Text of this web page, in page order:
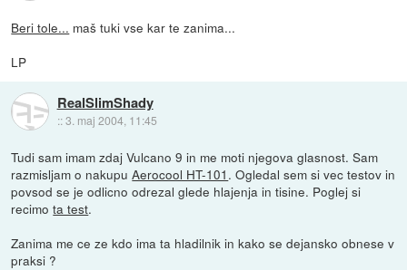
Beri tole... maš tuki vse kar te zanima...
LP
RealSlimShady
::3. maj 2004, 11:45
Tudi sam imam zdaj Vulcano 9 in me moti njegova glasnost. Sam
razmisljam o nakupuAerocool HT-101 . Ogledal sem si vec testov in
povsod se je odlicno odrezal glede hlajenja in tisine. Poglej si
recimota test.
Zanima me ce ze kdo ima ta hladilnik in kako se dejansko obnese v
praksi ?